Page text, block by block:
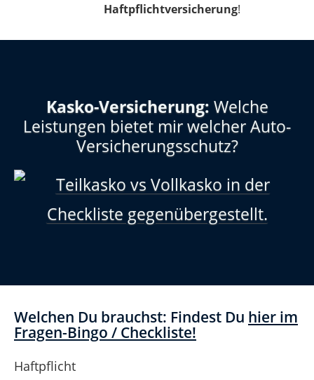
Haftpflichtversicherung!
Kasko-Versicherung: Welche
Leistungen bietet mir welcher Auto-
Versicherungsschutz?
Welchen Du brauchst: Findest Du hier im
Fragen-Bingo / Checkliste!
Haftpflicht